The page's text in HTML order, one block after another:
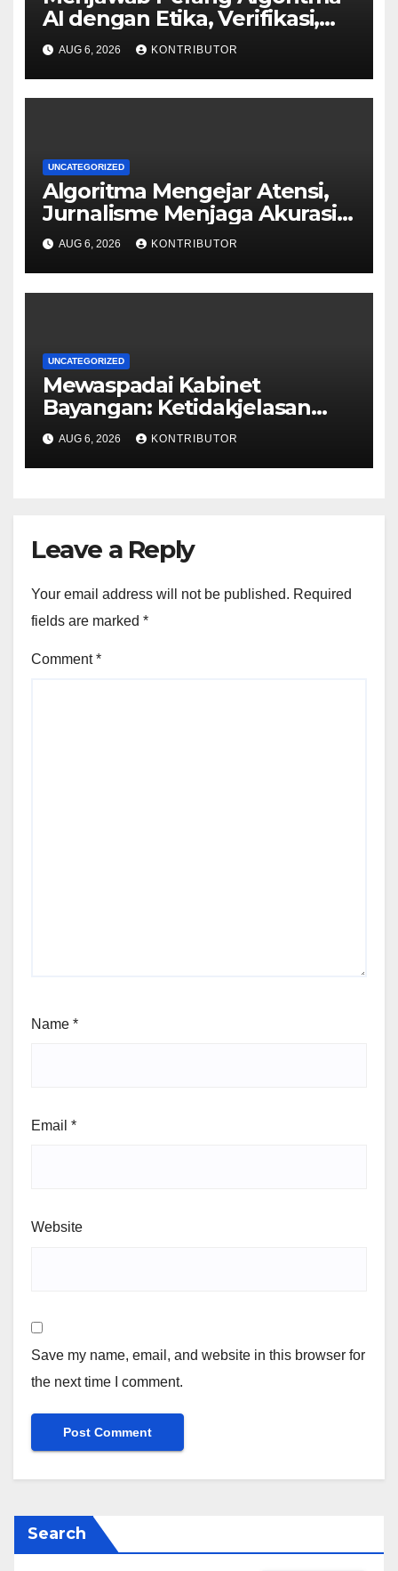
AI dengan Etika, Verifikasi,
dan Media Tepercaya
AUG 6, 2026 KONTRIBUTOR
UNCATEGORIZED
Algoritma Mengejar Atensi,
Jurnalisme Menjaga Akurasi
dan Akal Sehat Publik
AUG 6, 2026 KONTRIBUTOR
UNCATEGORIZED
Mewaspadai Kabinet
Bayangan: Ketidakjelasan
Legitimasi Moral dan
Representasi
AUG 6, 2026 KONTRIBUTOR
Leave a Reply
Your email address will not be published. Required
fields are marked *
Comment*
Name *
Email *
Website
Save my name, email, and website in this browser for
the next time I comment.
Search